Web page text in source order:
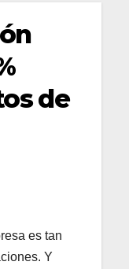
de
es tan
Y